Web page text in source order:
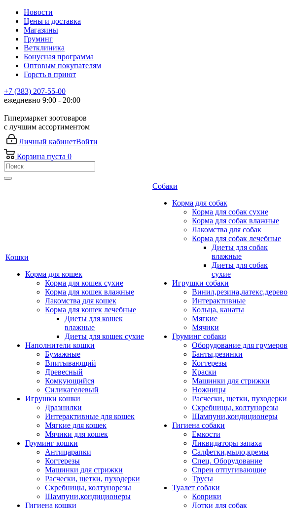
Новости
Цены и доставка
Магазины
Груминг
Ветклиника
Бонусная программа
Оптовым покупателям
Горсть в приют
+7 (383) 207-55-00
ежедневно 9:00 - 20:00
Гипермаркет зоотоваров
с лучшим ассортиментом
Личный кабинетВойти
Корзина пуста 0
Кошки
Корма для кошек
Корма для кошек сухие
Корма для кошек влажные
Лакомства для кошек
Корма для кошек лечебные
Диеты для кошек
влажные
Диеты для кошек сухие
Наполнители кошки
Бумажные
Впитывающий
Древесный
Комкующийся
Силикагелевый
Игрушки кошки
Дразнилки
Интерактивные для кошек
Мягкие для кошек
Мячики для кошек
Груминг кошки
Антицарапки
Когтерезы
Машинки для стрижки
Расчески, щетки, пуходерки
Скребницы, колтунорезы
Шампуни,кондиционеры
Гигиена кошки
Собаки
Корма для собак
Корма для собак сухие
Корма для собак влажные
Лакомства для собак
Корма для собак лечебные
Диеты для собак
влажные
Диеты для собак
сухие
Игрушки собаки
Винил,резина,латекс,дерево
Интерактивные
Кольца, канаты
Мягкие
Мячики
Груминг собаки
Оборудование для грумеров
Банты,резинки
Когтерезы
Краски
Машинки для стрижки
Ножницы
Расчески, щетки, пуходерки
Скребницы, колтунорезы
Шампуни,кондиционеры
Гигиена собаки
Емкости
Ликвидаторы запаха
Салфетки,мыло,кремы
Спец. Оборудование
Спреи отпугивающие
Трусы
Туалет собаки
Коврики
Лотки для собак